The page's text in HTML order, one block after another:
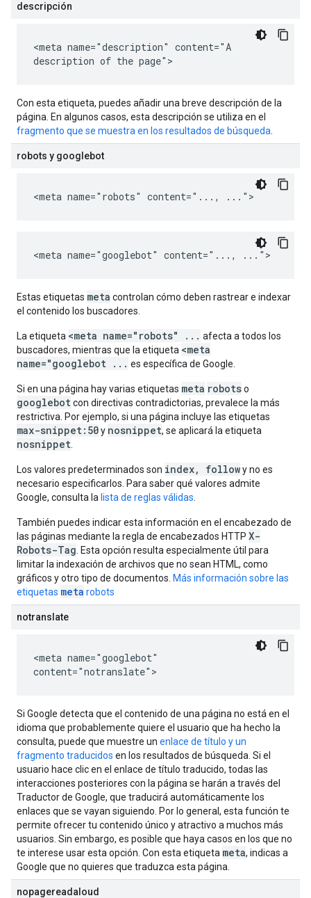
descripción
<meta name="description" content="A
description of the page">
Con esta etiqueta, puedes añadir una breve descripción de la
página. En algunos casos, esta descripción se utiliza en el
fragmento que se muestra en los resultados de búsqueda
robots y googlebot
<meta name="robots" content="..., ...">
<meta name="googlebot" content="..., ...">
Estas etiquetas meta controlan cómo deben rastrear e indexar
el contenido los buscadores.
La etiqueta <meta name="robots" ... afecta a todos los
buscadores, mientras que la etiqueta <meta
name="googlebot ... es específica de Google.
Si en una página hay varias etiquetas meta robotso
googlebotcon directivas contradictorias, prevalece la más
restrictiva. Por ejemplo, si una página incluye las etiquetas
max-snippet:50y nosnippet, se aplicará la etiqueta
nosnippet
Los valores predeterminados son index, followy no es
necesario especificarlos. Para saber qué valores admite
Google, consulta la lista de reglas válidas
También puedes indicar esta información en el encabezado de
las páginas mediante la regla de encabezados HTTP X-
Robots-Tag . Esta opción resulta especialmente útil para
limitar la indexación de archivos que no sean HTML, como
gráficos y otro tipo de documentos. Más información sobre las
etiquetas meta robots
notranslate
<meta name="googlebot"
content="notranslate">
Si Google detecta que el contenido de una página no está en el
idioma que probablemente quiere el usuario que ha hecho la
consulta, puede que muestre un enlace de título y un
fragmento traducidos en los resultados de búsqueda. Si el
usuario hace clic en el enlace de título traducido, todas las
interacciones posteriores con la página se harán a través del
Traductor de Google, que traducirá automáticamente los
enlaces que se vayan siguiendo. Por lo general, esta función te
permite ofrecer tu contenido único y atractivo a muchos más
usuarios. Sin embargo, es posible que haya casos en los que no
te interese usar esta opción. Con esta etiqueta meta, indicas a
Google que no quieres que traduzca esta página.
nopagereadaloud